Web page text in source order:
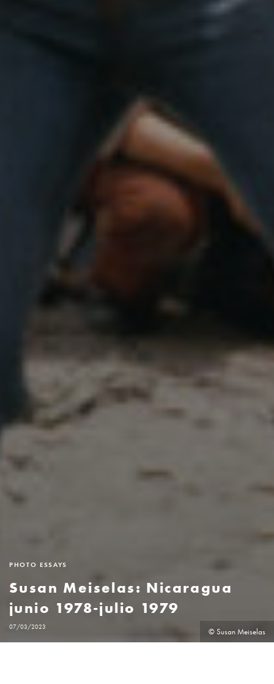
PHOTO ESSAYS
Susan Meiselas: Nicaragua
junio 1978-julio 1979
07/03/2023 © Susan Meiselas